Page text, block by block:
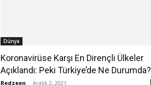
Dünya
Koronavirüse Karşı En Dirençli Ülkeler
Açıklandı: Peki Türkiye’de Ne Durumda?
Redzeen - Aralık 2, 2021